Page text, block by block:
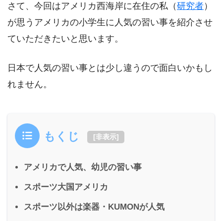
さて、今回はアメリカ西海岸に在住の私（研究者）
が思うアメリカの小学生に人気の習い事を紹介させ
ていただきたいと思います。
日本で人気の習い事とは少し違うので面白いかもし
れません。
もくじ [非表示]
アメリカで人気、幼児の習い事
スポーツ大国アメリカ
スポーツ以外は楽器・KUMONが人気